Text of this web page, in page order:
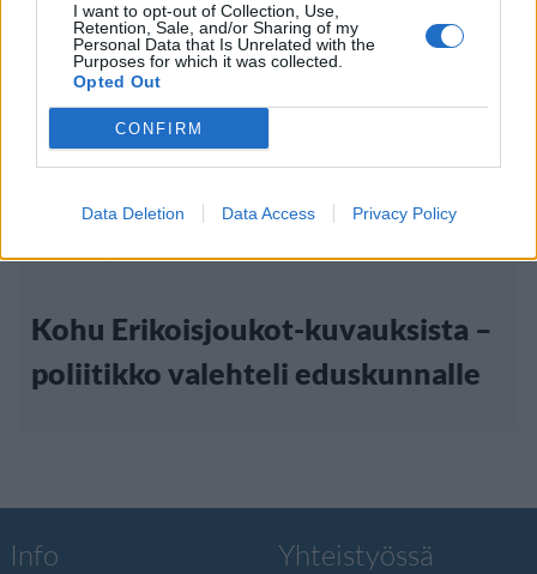
I want to opt-out of Collection, Use,
Retention, Sale, and/or Sharing of my
Personal Data that Is Unrelated with the
Purposes for which it was collected.
Opted Out
CONFIRM
Data Deletion Data Access Privacy Policy
13.6.2026, 6:03
Kohu Erikoisjoukot-kuvauksista –
poliitikko valehteli eduskunnalle
Info Yhteistyössä